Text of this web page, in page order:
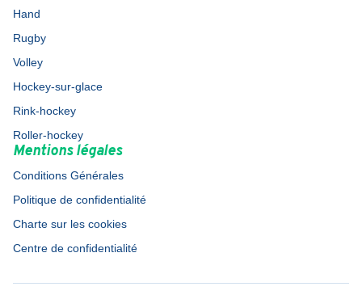
Hand
Rugby
Volley
Hockey-sur-glace
Rink-hockey
Roller-hockey
Mentions légales
Conditions Générales
Politique de confidentialité
Charte sur les cookies
Centre de confidentialité